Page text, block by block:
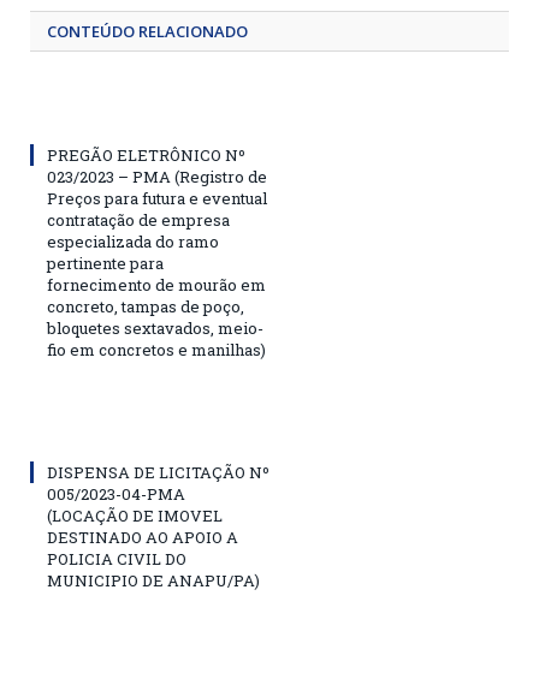
CONTEÚDO RELACIONADO
PREGÃO ELETRÔNICO Nº
023/2023 – PMA (Registro de
Preços para futura e eventual
contratação de empresa
especializada do ramo
pertinente para
fornecimento de mourão em
concreto, tampas de poço,
bloquetes sextavados, meio-
fio em concretos e manilhas)
DISPENSA DE LICITAÇÃO Nº
005/2023-04-PMA
(LOCAÇÃO DE IMOVEL
DESTINADO AO APOIO A
POLICIA CIVIL DO
MUNICIPIO DE ANAPU/PA)